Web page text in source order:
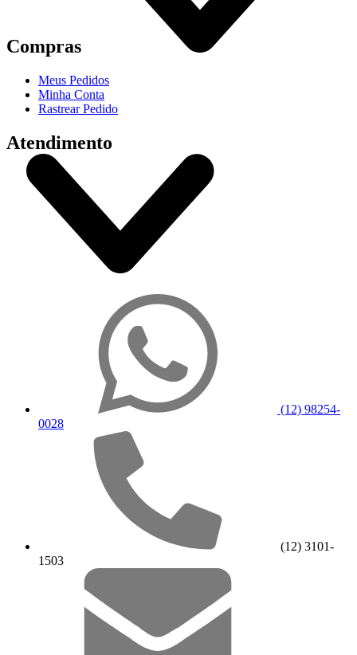
Compras
Meus Pedidos
Minha Conta
Rastrear Pedido
Atendimento
(12) 98254-
0028
(12) 3101-
1503